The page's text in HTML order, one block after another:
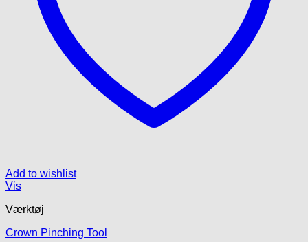
Add to wishlist
Vis
Værktøj
Crown Pinching Tool